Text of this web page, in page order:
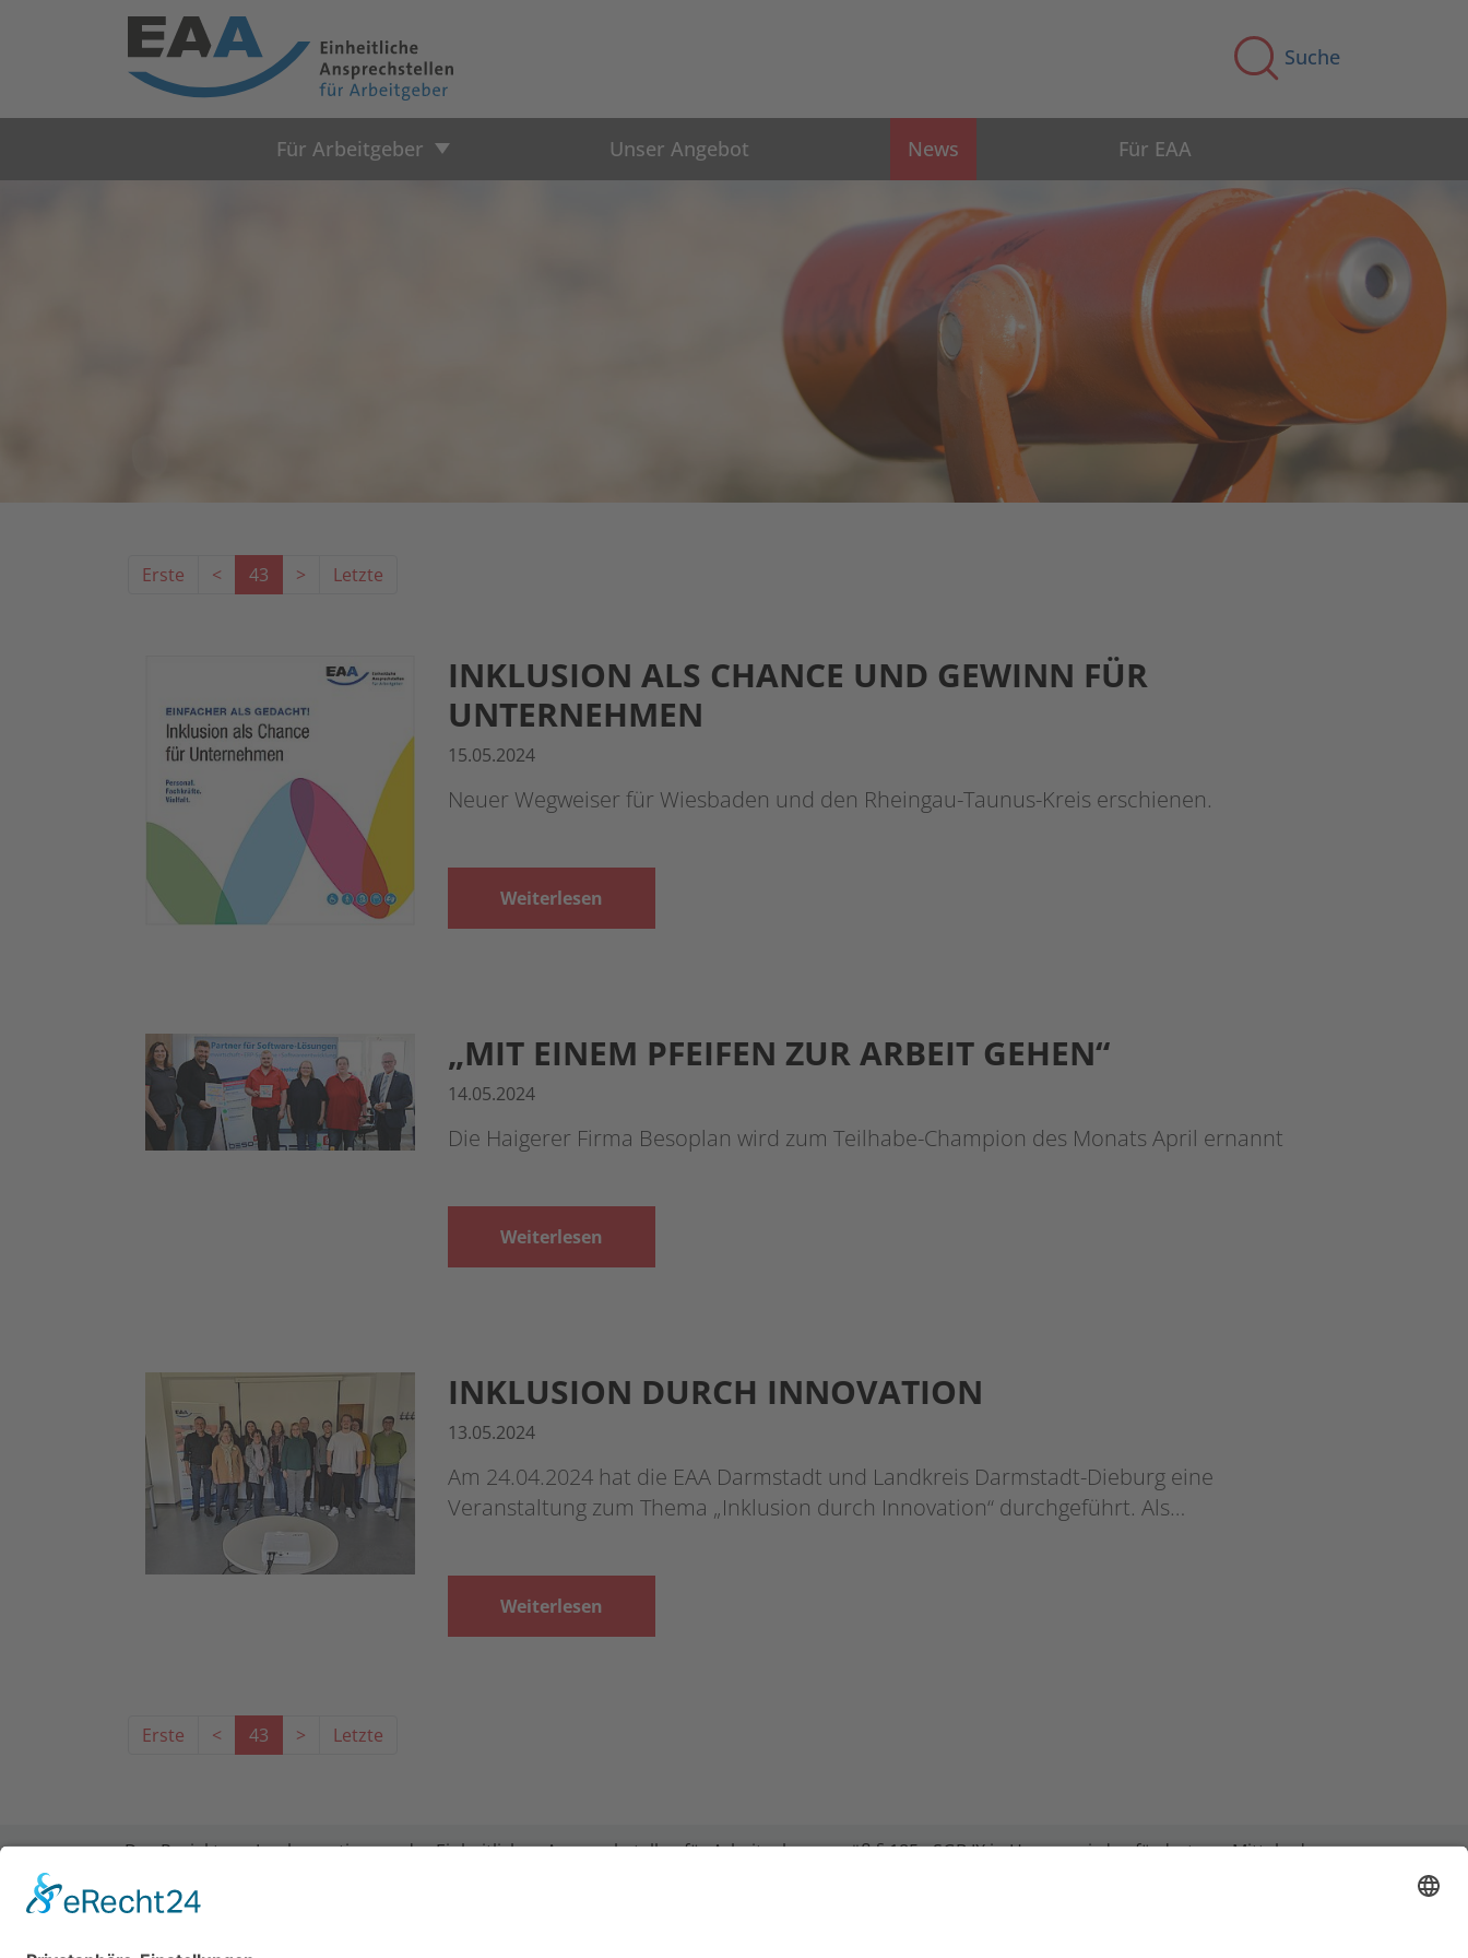
Suche
Für Arbeitgeber Unser Angebot News Für EAA
Erste < 43 > Letzte
INKLUSION ALS CHANCE UND GEWINN FÜR
UNTERNEHMEN
15.05.2024
Neuer Wegweiser für Wiesbaden und den Rheingau-Taunus-Kreis erschienen.
Weiterlesen
„MIT EINEM PFEIFEN ZUR ARBEIT GEHEN“
14.05.2024
Die Haigerer Firma Besoplan wird zum Teilhabe-Champion des Monats April ernannt
Weiterlesen
INKLUSION DURCH INNOVATION
13.05.2024
Am 24.04.2024 hat die EAA Darmstadt und Landkreis Darmstadt-Dieburg eine
Veranstaltung zum Thema „Inklusion durch Innovation“ durchgeführt. Als…
Weiterlesen
Erste < 43 > Letzte
Das Projekt zur Implementierung der Einheitlichen Ansprechstellen für Arbeitgeber gemäß § 185a SGB IX in Hessen wird gefördert aus Mitteln des
der Forschungsstelle des Bildungswerks der Hessischen Wirtschaft e. V. durchgeführt.